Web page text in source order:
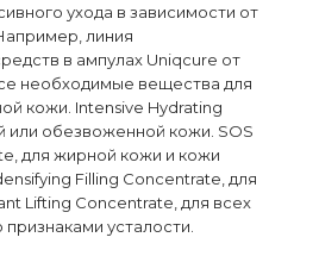
ухода в зависимости от
линия
в ампулах Uniqcure от
необходимые вещества для
кожи. Intensive Hydrating
или обезвоженной кожи. SOS
для жирной кожи и кожи
Filling Concentrate, для
Lifting Concentrate, для всех
усталости.